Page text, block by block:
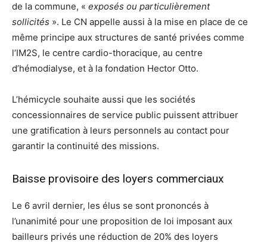
de la commune, « exposés ou particulièrement
sollicités ». Le CN appelle aussi à la mise en place de ce
même principe aux structures de santé privées comme
l’IM2S, le centre cardio-thoracique, au centre
d’hémodialyse, et à la fondation Hector Otto.
L’hémicycle souhaite aussi que les sociétés
concessionnaires de service public puissent attribuer
une gratification à leurs personnels au contact pour
garantir la continuité des missions.
Baisse provisoire des loyers commerciaux
Le 6 avril dernier, les élus se sont prononcés à
l’unanimité pour une proposition de loi imposant aux
bailleurs privés une réduction de 20% des loyers